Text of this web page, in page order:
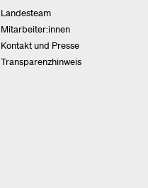
Landesteam
Mitarbeiter:innen
Kontakt und Presse
Transparenzhinweis